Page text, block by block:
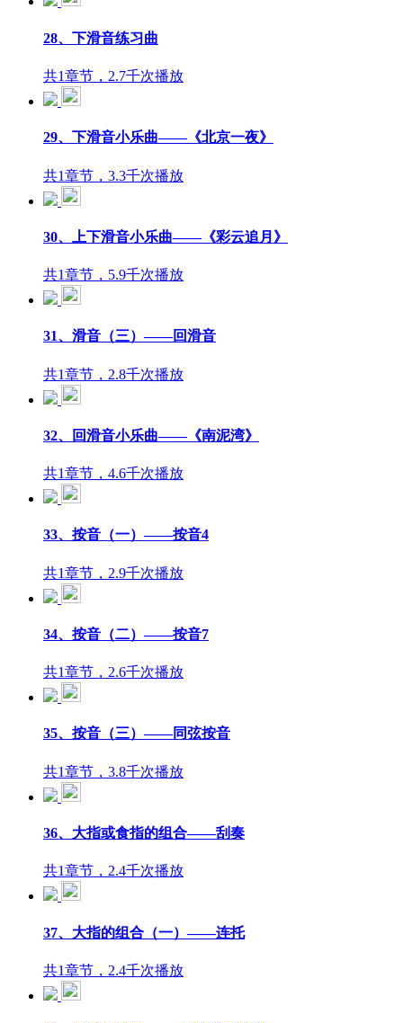
28、下滑音练习曲
共1章节，2.7千次播放
29、下滑音小乐曲——《北京一夜》
共1章节，3.3千次播放
30、上下滑音小乐曲——《彩云追月》
共1章节，5.9千次播放
31、滑音（三）——回滑音
共1章节，2.8千次播放
32、回滑音小乐曲——《南泥湾》
共1章节，4.6千次播放
33、按音（一）——按音4
共1章节，2.9千次播放
34、按音（二）——按音7
共1章节，2.6千次播放
35、按音（三）——同弦按音
共1章节，3.8千次播放
36、大指或食指的组合——刮奏
共1章节，2.4千次播放
37、大指的组合（一）——连托
共1章节，2.4千次播放